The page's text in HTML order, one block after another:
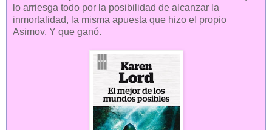
lo arriesga todo por la posibilidad de alcanzar la
inmortalidad, la misma apuesta que hizo el propio
Asimov. Y que ganó.